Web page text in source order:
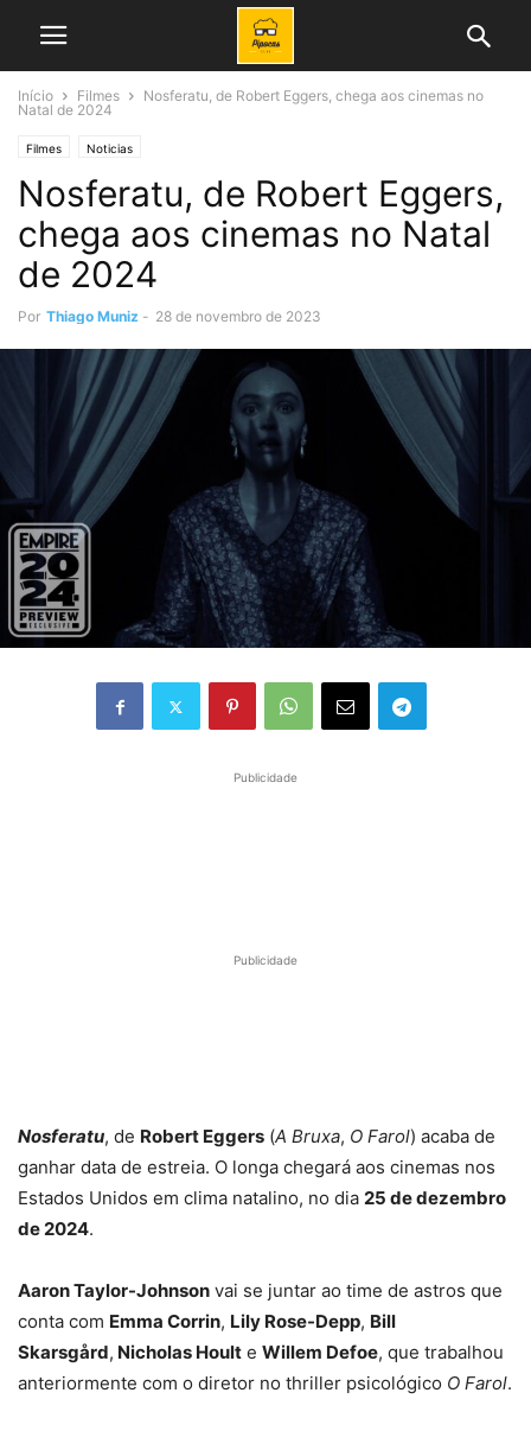
Início Filmes
Nosferatu, de Robert Eggers, chega aos cinemas no
Natal de 2024
Filmes Noticias
Nosferatu, de Robert Eggers,
chega aos cinemas no Natal
de 2024
Por Thiago Muniz - 28 de novembro de 2023
Publicidade
Publicidade
Nosferatu, de Robert Eggers (A Bruxa, O Farol) acaba de
ganhar data de estreia. O longa chegará aos cinemas nos
Estados Unidos em clima natalino, no dia 25 de dezembro
de 2024.
Aaron Taylor-Johnson vai se juntar ao time de astros que
conta com Emma Corrin, Lily Rose-Depp, Bill
Skarsgård, Nicholas Hoult e Willem Defoe, que trabalhou
anteriormente com o diretor no thriller psicológico O Farol.